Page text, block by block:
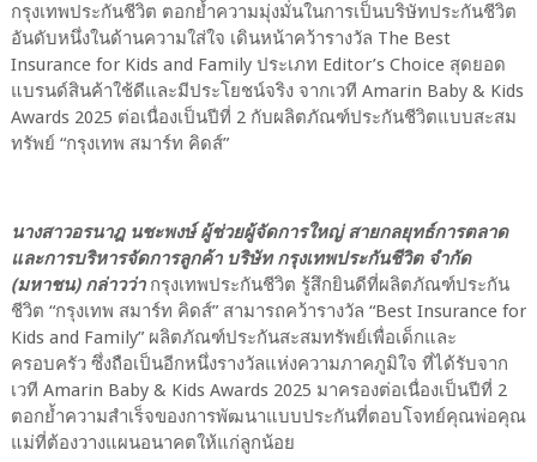
กรุงเทพประกันชีวิต ตอกย้ำความมุ่งมั่นในการเป็นบริษัทประกันชีวิต
อันดับหนึ่งในด้านความใส่ใจ เดินหน้าคว้ารางวัล The Best
Insurance for Kids and Family ประเภท Editor’s Choice สุดยอด
แบรนด์สินค้าใช้ดีและมีประโยชน์จริง จากเวที Amarin Baby & Kids
Awards 2025 ต่อเนื่องเป็นปีที่ 2 กับผลิตภัณฑ์ประกันชีวิตแบบสะสม
ทรัพย์ “กรุงเทพ สมาร์ท คิดส์”
นางสาวอรนาฎ นชะพงษ์ ผู้ช่วยผู้จัดการใหญ่ สายกลยุทธ์การตลาด
และการบริหารจัดการลูกค้า บริษัท กรุงเทพประกันชีวิต จำกัด
(มหาชน) กล่าวว่ากรุงเทพประกันชีวิต รู้สึกยินดีที่ผลิตภัณฑ์ประกัน
ชีวิต “กรุงเทพ สมาร์ท คิดส์” สามารถคว้ารางวัล “Best Insurance for
Kids and Family” ผลิตภัณฑ์ประกันสะสมทรัพย์เพื่อเด็กและ
ครอบครัว ซึ่งถือเป็นอีกหนึ่งรางวัลแห่งความภาคภูมิใจ ที่ได้รับจาก
เวที Amarin Baby & Kids Awards 2025 มาครองต่อเนื่องเป็นปีที่ 2
ตอกย้ำความสำเร็จของการพัฒนาแบบประกันที่ตอบโจทย์คุณพ่อคุณ
แม่ที่ต้องวางแผนอนาคตให้แก่ลูกน้อย